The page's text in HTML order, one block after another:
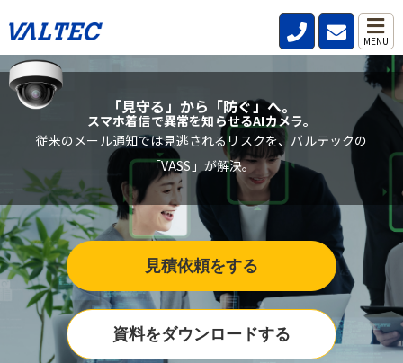
MENU
「見守る」から「防ぐ」へ。
スマホ着信で異常を知らせるAIカメラ。
従来のメール通知では見逃されるリスクを、バルテックの
「VASS」が解決。
見積依頼をする
資料をダウンロードする